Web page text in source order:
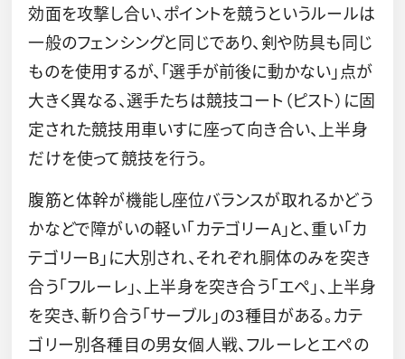
効面を攻撃し合い、ポイントを競うというルールは
一般のフェンシングと同じであり、剣や防具も同じ
ものを使用するが、「選手が前後に動かない」点が
大きく異なる、選手たちは競技コート（ピスト）に固
定された競技用車いすに座って向き合い、上半身
だけを使って競技を行う。
腹筋と体幹が機能し座位バランスが取れるかどう
かなどで障がいの軽い「カテゴリーA」と、重い「カ
テゴリーB」に大別され、それぞれ胴体のみを突き
合う「フルーレ」、上半身を突き合う「エペ」、上半身
を突き、斬り合う「サーブル」の3種目がある。カテ
ゴリー別各種目の男女個人戦、フルーレとエペの